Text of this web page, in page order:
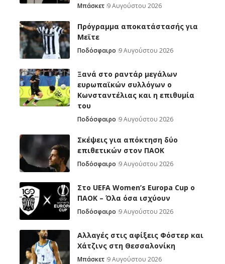
Μπάσκετ 9 Αυγούστου 2026
Πρόγραμμα αποκατάστασής για
Μεϊτε
Ποδόσφαιρο 9 Αυγούστου 2026
Ξανά στο ραντάρ μεγάλων
ευρωπαϊκών συλλόγων ο
Κωνσταντέλιας και η επιθυμία
του
Ποδόσφαιρο 9 Αυγούστου 2026
Σκέψεις για απόκτηση δύο
επιθετικών στον ΠΑΟΚ
Ποδόσφαιρο 9 Αυγούστου 2026
Στο UEFA Women’s Europa Cup ο
ΠΑΟΚ – Όλα όσα ισχύουν
Ποδόσφαιρο 9 Αυγούστου 2026
Αλλαγές στις αφίξεις Φόστερ και
Χάτζινς στη Θεσσαλονίκη
Μπάσκετ 9 Αυγούστου 2026